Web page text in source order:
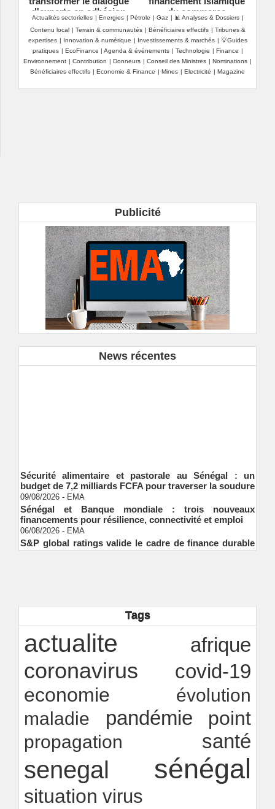
d'experts en adhésion
citoyenne ?
du commerce
Actualités sectorielles | Energies | Pétrole | Gaz | 📊 Analyses & Dossiers |
Contenu local | Terrain & communautés | Bénéficiaires effectifs | Tribunes &
expertises | Innovation & numérique | Investissements & marchés | 💡Guides
pratiques | EcoFinance | Agenda & événements | Technologie | Finance |
Environnement | Contribution | Donneurs | Conseil des Ministres | Nominations |
Bénéficiaires effectifs | Economie & Finance | Mines | Electricité | Magazine
Publicité
News récentes
Sécurité alimentaire et pastorale au Sénégal : un
budget de 7,2 milliards FCFA pour traverser la soudure
09/08/2026 - EMA
Sénégal et Banque mondiale : trois nouveaux
financements pour résilience, connectivité et emploi
06/08/2026 -EMA
S&P global ratings valide le cadre de finance durable
de Shelter Afrique development bank (ShafDB)
Observatoire des finances locales - Obfiloc :
transparence locale, impact national
26/07/2026 Ndakhté M. GAYE
Tags
actualite afrique
coronavirus covid-19
economie
évolution
maladie
pandémie point
propagation santé
senegal sénégal
situation virus